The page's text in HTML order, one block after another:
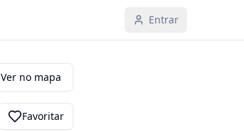
Entrar
Ver no mapa
Favoritar